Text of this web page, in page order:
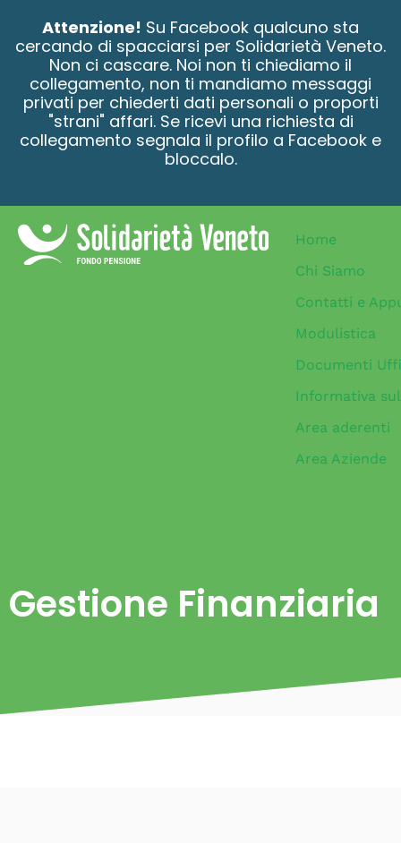
Attenzione! Su Facebook qualcuno sta
cercando di spacciarsi per Solidarietà Veneto.
Non ci cascare. Noi non ti chiediamo il
collegamento, non ti mandiamo messaggi
privati per chiederti dati personali o proporti
"strani" affari. Se ricevi una richiesta di
collegamento segnala il profilo a Facebook e
bloccalo.
Home
Chi Siamo
Contatti e
Modulistica
Documenti
Informativa
Area aderenti
Area Aziende
Gestione Finanziaria